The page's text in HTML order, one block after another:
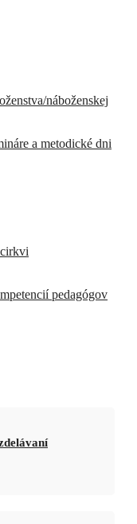
náboženskej
a metodické dni
pedagógov